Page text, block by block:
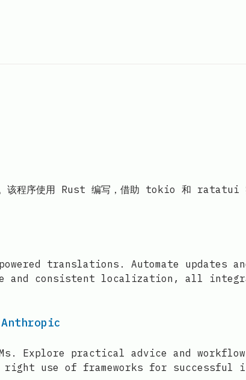
程序使用 Rust 编写，借助 tokio 和 ratatui 实
translations. Automate updates and
and consistent localization, all
Explore practical advice and
right use of frameworks for successful